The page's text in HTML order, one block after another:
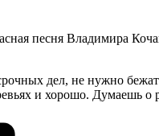
песня Владимира
дел, не нужно
и хорошо. Думаешь